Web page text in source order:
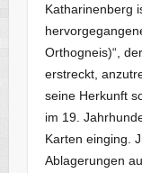
Katharinenberg
Orthogneis)“,
erstreckt,
seine Herkunft
im 19.
Karten einging.
Ablagerungen